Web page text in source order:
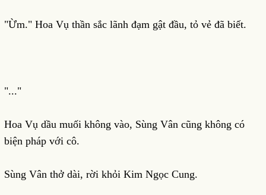
"Ừm." Hoa Vụ thần sắc lãnh đạm gật đầu, tỏ vẻ đã biết.
"..."
Hoa Vụ dầu muối không vào, Sùng Vân cũng không có
biện pháp với cô.
Sùng Vân thở dài, rời khỏi Kim Ngọc Cung.